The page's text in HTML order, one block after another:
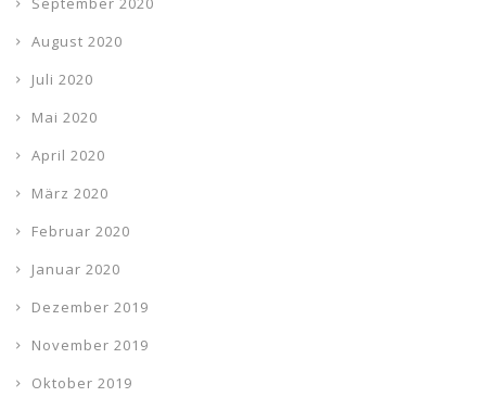
August 2020
Juli 2020
Mai 2020
April 2020
März 2020
Februar 2020
Januar 2020
Dezember 2019
November 2019
Oktober 2019